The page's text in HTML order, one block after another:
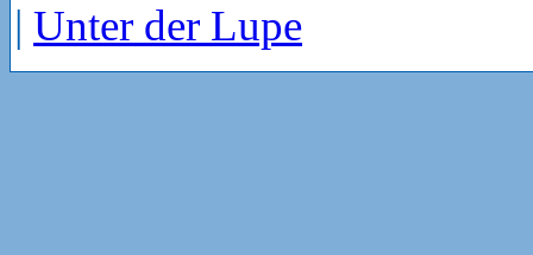
| Unter der Lupe